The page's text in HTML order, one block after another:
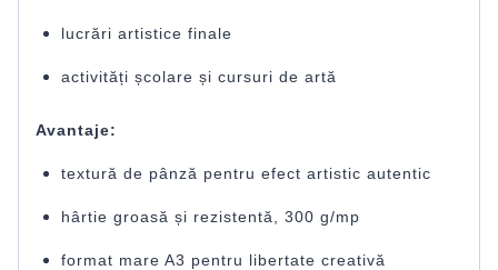
lucrări artistice finale
activități școlare și cursuri de artă
Avantaje:
textură de pânză pentru efect artistic autentic
hârtie groasă și rezistentă, 300 g/mp
format mare A3 pentru libertate creativă